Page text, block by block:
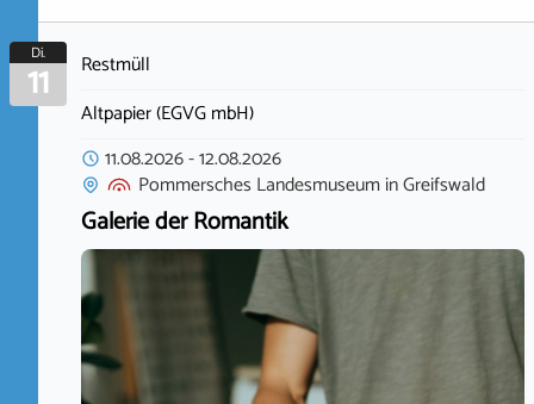
Di.
11
Restmüll
Altpapier (EGVG mbH)
11.08.2026-12.08.2026
Pommersches LandesmuseuminGreifswald
Galerie der Romantik